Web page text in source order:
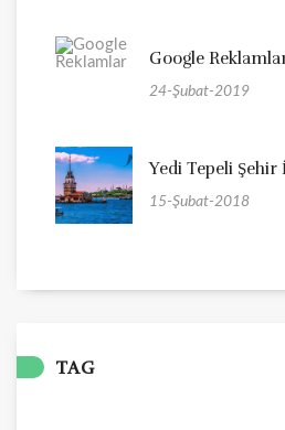
Google
24-Şubat-2019
Yedi Tepeli Şehir
15-Şubat-2018
TAG